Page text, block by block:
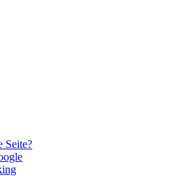
Seite?